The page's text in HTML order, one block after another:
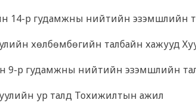
р гудамжны нийтийн эзэмшлийн
хөлбөмбөгийн талбайн хажууд
р гудамжны нийтийн эзэмшлийн
ур талд Тохижилтын ажил